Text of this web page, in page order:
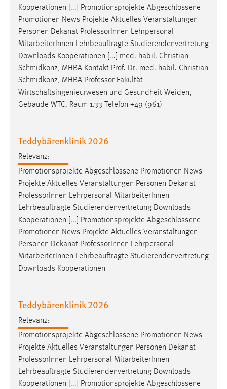
Kooperationen [...] Promotionsprojekte Abgeschlossene
Promotionen News Projekte Aktuelles Veranstaltungen
Personen Dekanat Professor Innen Lehrpersonal
MitarbeiterInnen Lehrbeauftragte Studierendenvertretung
Downloads Kooperationen [...] med. habil. Christian
Schmidkonz, MHBA Kontakt Prof. Dr. med. habil. Christian
Schmidkonz, MHBA Professor Fakultät
Wirtschaftsingenieurwesen und Gesundheit Weiden,
Gebäude WTC, Raum 1.33 Telefon +49 (961)
Teddybärenklinik 2026
Relevanz:
Promotionsprojekte Abgeschlossene Promotionen News
Projekte Aktuelles Veranstaltungen Personen Dekanat
Professor Innen Lehrpersonal MitarbeiterInnen
Lehrbeauftragte Studierendenvertretung Downloads
Kooperationen [...] Promotionsprojekte Abgeschlossene
Promotionen News Projekte Aktuelles Veranstaltungen
Personen Dekanat Professor Innen Lehrpersonal
MitarbeiterInnen Lehrbeauftragte Studierendenvertretung
Downloads Kooperationen
Teddybärenklinik 2026
Relevanz:
Promotionsprojekte Abgeschlossene Promotionen News
Projekte Aktuelles Veranstaltungen Personen Dekanat
ProfessorInnen Lehrpersonal MitarbeiterInnen
Lehrbeauftragte Studierendenvertretung Downloads
Kooperationen [...] Promotionsprojekte Abgeschlossene